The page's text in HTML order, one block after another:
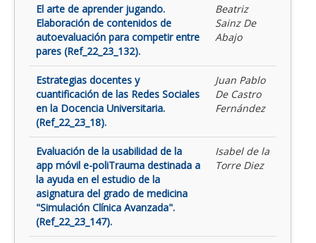
El arte de aprender jugando.
Elaboración de contenidos de
autoevaluación para competir entre
pares (Ref_22_23_132).
Beatriz
Sainz De
Abajo
Estrategias docentes y
cuantificación de las Redes Sociales
en la Docencia Universitaria.
(Ref_22_23_18).
Juan Pablo
De Castro
Fernández
Evaluación de la usabilidad de la
app móvil e-poliTrauma destinada a
la ayuda en el estudio de la
asignatura del grado de medicina
"Simulación Clínica Avanzada".
(Ref_22_23_147).
Isabel de la
Torre Diez